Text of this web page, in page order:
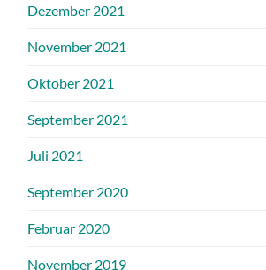
Dezember 2021
November 2021
Oktober 2021
September 2021
Juli 2021
September 2020
Februar 2020
November 2019